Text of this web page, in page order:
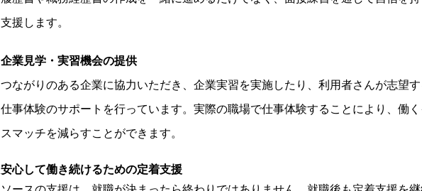
支援します。
企業見学・実習機会の提供
つながりのある企業に協力いただき、企業実習を実施したり、利用者さんが志望
仕事体験のサポートを行っています。実際の職場で仕事体験することにより、働
スマッチを減らすことができます。
安心して働き続けるための定着支援